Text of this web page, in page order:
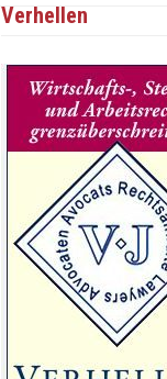
Verhellen